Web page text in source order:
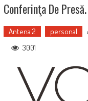
Conferinţa De
Antena 2 personal
3001